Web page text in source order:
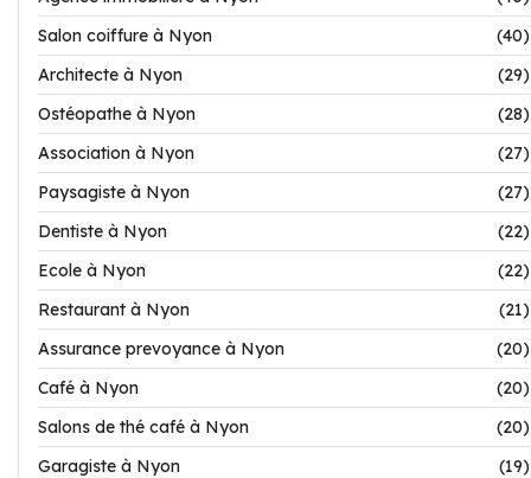
Salon coiffure à Nyon
(40)
Architecte à Nyon
(29)
Ostéopathe à Nyon
(28)
Association à Nyon
(27)
Paysagiste à Nyon
(27)
Dentiste à Nyon
(22)
Ecole à Nyon
(22)
Restaurant à Nyon
(21)
Assurance prevoyance à Nyon
(20)
Café à Nyon
(20)
Salons de thé café à Nyon
(20)
Garagiste à Nyon
(19)